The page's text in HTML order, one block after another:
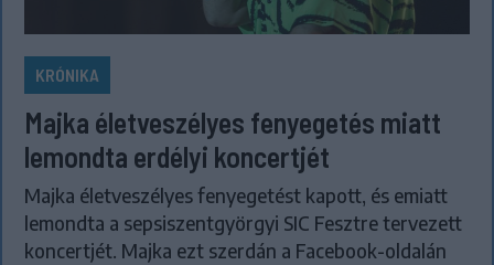
KRÓNIKA
Majka életveszélyes fenyegetés miatt
lemondta erdélyi koncertjét
Majka életveszélyes fenyegetést kapott, és emiatt
lemondta a sepsiszentgyörgyi SIC Fesztre tervezett
koncertjét. Majka ezt szerdán a Facebook-oldalán